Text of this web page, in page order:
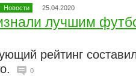
Новости 25.04.2020
лучшим
рейтинг
0